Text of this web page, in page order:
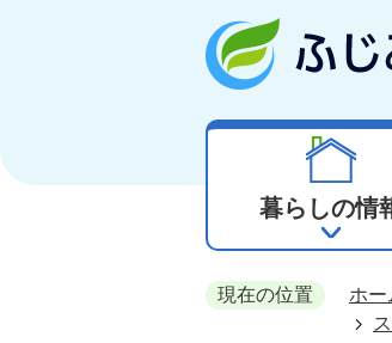
暮らしの情
現在の位置 ホー